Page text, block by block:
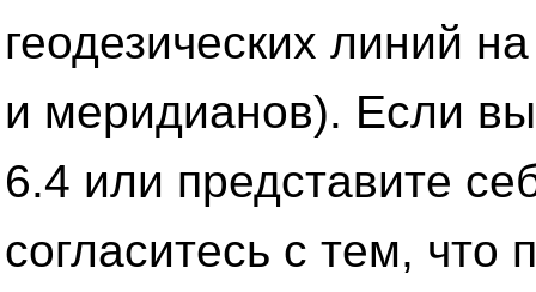
геодезических линий
и меридианов). Если
6.4 или представите
согласитесь с тем, что